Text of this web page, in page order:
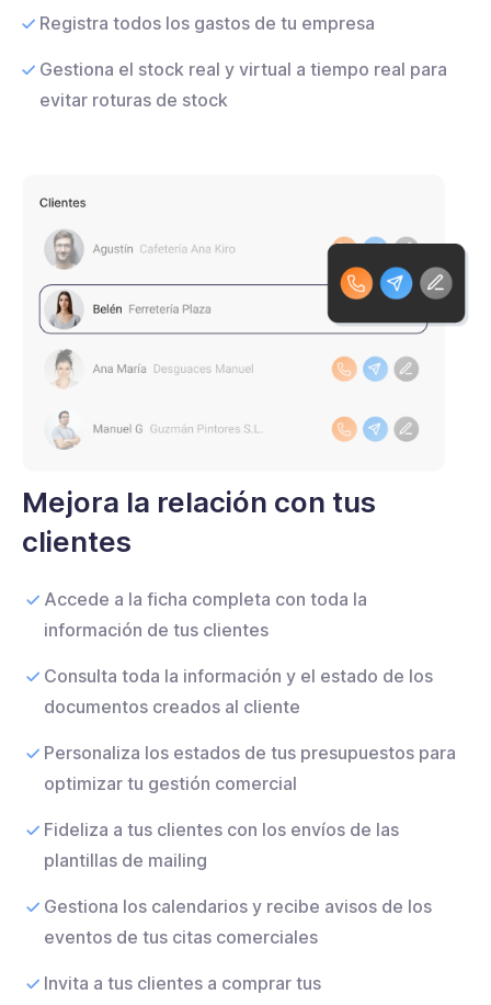
Registra todos los gastos de tu empresa
Gestiona el stock real y virtual a tiempo real para
evitar roturas de stock
Mejora la relación con tus
clientes
Accede a la ficha completa con toda la
información de tus clientes
Consulta toda la información y el estado de los
documentos creados al cliente
Personaliza los estados de tus presupuestos para
optimizar tu gestión comercial
Fideliza a tus clientes con los envíos de las
plantillas de mailing
Gestiona los calendarios y recibe avisos de los
eventos de tus citas comerciales
Invita a tus clientes a comprar tus